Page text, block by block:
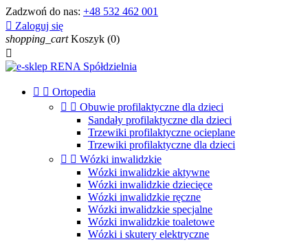
Zadzwoń do nas: +48 532 462 001
 Zaloguj się
shopping_cart Koszyk (0)

  Ortopedia
  Obuwie profilaktyczne dla dzieci
Sandały profilaktyczne dla dzieci
Trzewiki profilaktyczne ocieplane
Trzewiki profilaktyczne dla dzieci
  Wózki inwalidzkie
Wózki inwalidzkie aktywne
Wózki inwalidzkie dziecięce
Wózki inwalidzkie ręczne
Wózki inwalidzkie specjalne
Wózki inwalidzkie toaletowe
Wózki i skutery elektryczne